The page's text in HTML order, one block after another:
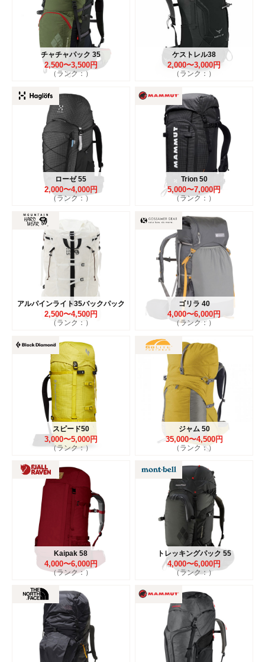
チャチャパック 35
2,500〜3,500円
（ランク：）
ケストレル38
2,000〜3,000円
（ランク：）
ローゼ 55
2,000〜4,000円
（ランク：）
Trion 50
5,000〜7,000円
（ランク：）
アルパインライト35バックパック
2,500〜4,500円
（ランク：）
ゴリラ 40
4,000〜6,000円
（ランク：）
スピード50
3,000〜5,000円
（ランク：）
ジャム 50
35,000〜4,500円
（ランク：）
Kaipak 58
4,000〜6,000円
（ランク：）
トレッキングパック 55
4,000〜6,000円
（ランク：）